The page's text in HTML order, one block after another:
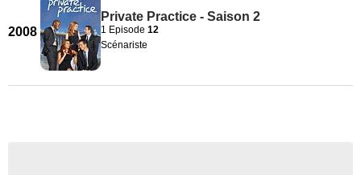
2008
Private Practice - Saison 2
1 Episode 12
Scénariste